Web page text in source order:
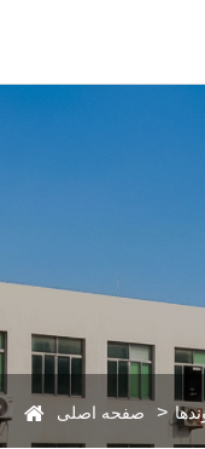
صفحه اصلی